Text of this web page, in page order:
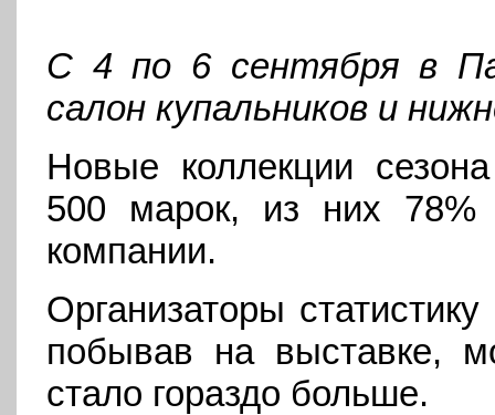
С 4 по 6 сентября в
салон купальников и
Новые коллекции
500 марок, из них 78%
компании.
Организаторы
побывав на выставке,
стало гораздо больше.